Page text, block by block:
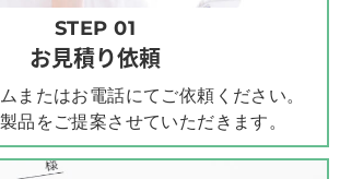
STEP 01
お見積り依頼
またはお電話にてご依頼ください。
品をご提案させていただきます。